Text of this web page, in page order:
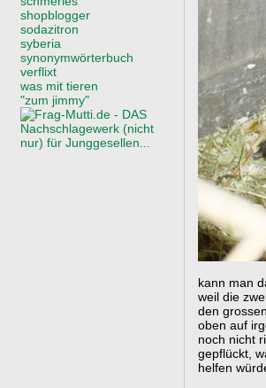
shopblogger
sodazitron
syberia
synonymwörterbuch
verflixt
was mit tieren
"zum jimmy"
kann man
weil die
den
oben auf
noch nicht
gepflückt,
helfen